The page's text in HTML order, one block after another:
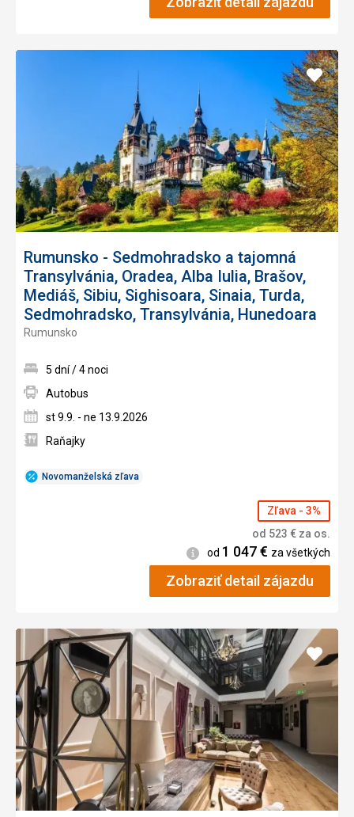
Rumunsko - Sedmohradsko a tajomná
Transylvánia, Oradea, Alba Iulia, Brašov,
Mediáš, Sibiu, Sighisoara, Sinaia, Turda,
Sedmohradsko, Transylvánia, Hunedoara
Rumunsko
Pridať
do
Novomanželská zľava
5 dní / 4 noci
Autobus
st 9.9. - ne 13.9.2026
Raňajky
Zľava - 3%
od 523 € za os.
Informácie
od 1 047€ za všetkých
Zobraziť detail zájazdu
Pridať
do